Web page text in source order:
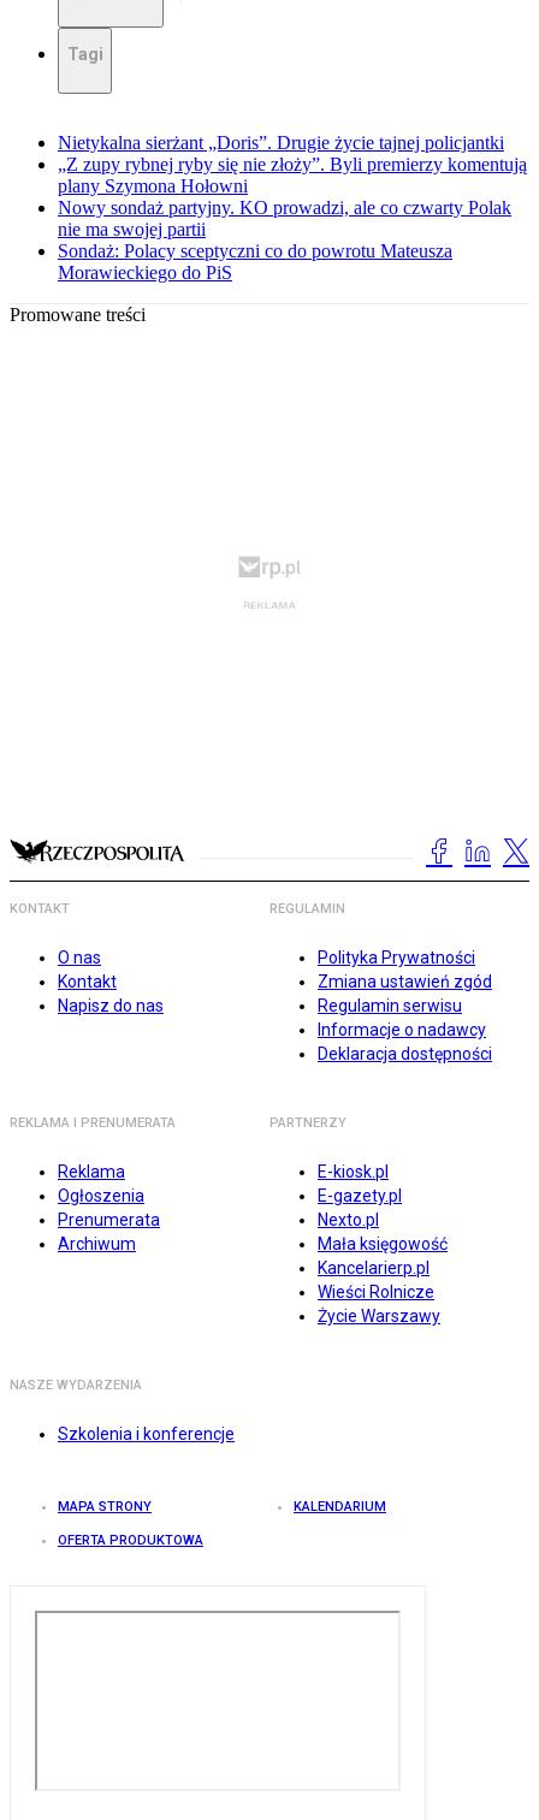
Tagi
Nietykalna sierżant „Doris”. Drugie życie tajnej policjantki
„Z zupy rybnej ryby się nie złoży”. Byli premierzy komentują
plany Szymona Hołowni
Nowy sondaż partyjny. KO prowadzi, ale co czwarty Polak
nie ma swojej partii
Sondaż: Polacy sceptyczni co do powrotu Mateusza
Morawieckiego do PiS
Promowane treści
KONTAKT
O nas
Kontakt
Napisz do nas
REGULAMIN
Polityka Prywatności
Zmiana ustawień zgód
Regulamin serwisu
Informacje o nadawcy
Deklaracja dostępności
REKLAMA I PRENUMERATA
Reklama
Ogłoszenia
Prenumerata
Archiwum
PARTNERZY
E-kiosk.pl
E-gazety.pl
Nexto.pl
Mała księgowość
Kancelarierp.pl
Wieści Rolnicze
Życie Warszawy
NASZE WYDARZENIA
Szkolenia i konferencje
MAPA STRONY KALENDARIUM
OFERTA PRODUKTOWA